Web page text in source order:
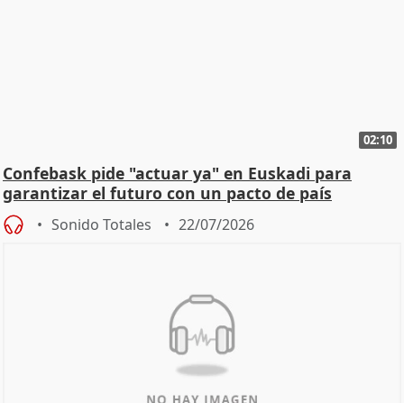
02:10
Confebask pide "actuar ya" en Euskadi para
garantizar el futuro con un pacto de país
Sonido Totales 22/07/2026